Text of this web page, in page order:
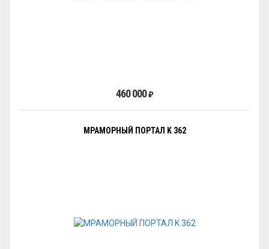
460 000₽
МРАМОРНЫЙ ПОРТАЛ K 362